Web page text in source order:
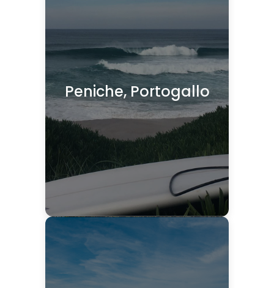
Peniche, Portogallo